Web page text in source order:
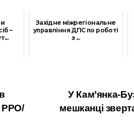
–
Західне міжрегіональне
управління ДПС по роботі
з ...
У Кам’янка-
мешканці
РРО/